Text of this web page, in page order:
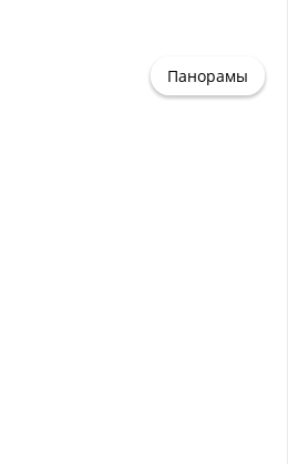
Панорамы